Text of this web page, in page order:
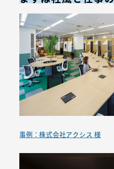
事例：株式会社アクシス 様